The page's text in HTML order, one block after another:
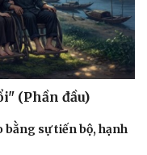
(Phần đầu)
bằng sự tiến bộ, hạnh